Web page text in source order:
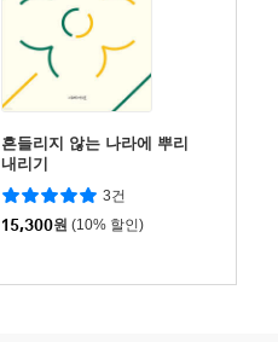
흔들리지 않는 나라에 뿌리
내리기
3건
15,300원 (10% 할인)